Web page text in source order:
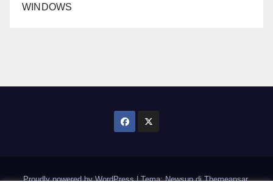
WINDOWS
Proudly powered by WordPress|Tema: Newsup diThemeansar.